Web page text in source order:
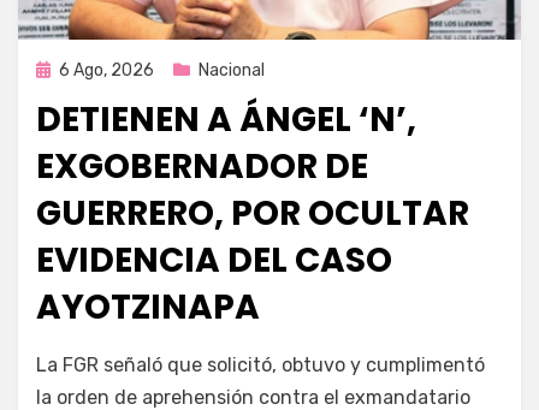
Publicada
6 Ago, 2026 Nacional
DETIENEN A ÁNGEL ‘N’,
EXGOBERNADOR DE
GUERRERO, POR OCULTAR
EVIDENCIA DEL CASO
AYOTZINAPA
porFernando Miranda Servín
La FGR señaló que solicitó, obtuvo y cumplimentó
la orden de aprehensión contra el exmandatario